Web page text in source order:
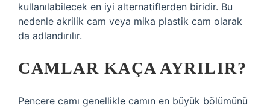
kullanılabilecek en iyi alternatiflerden biridir. Bu
nedenle akrilik cam veya mika plastik cam olarak
da adlandırılır.
CAMLAR KAÇA AYRILIR?
Pencere camı genellikle camın en büyük bölümünü